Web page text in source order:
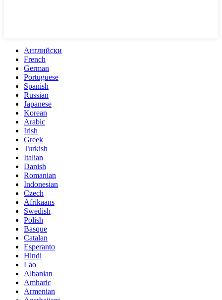
Английски
French
German
Portuguese
Spanish
Russian
Japanese
Korean
Arabic
Irish
Greek
Turkish
Italian
Danish
Romanian
Indonesian
Czech
Afrikaans
Swedish
Polish
Basque
Catalan
Esperanto
Hindi
Lao
Albanian
Amharic
Armenian